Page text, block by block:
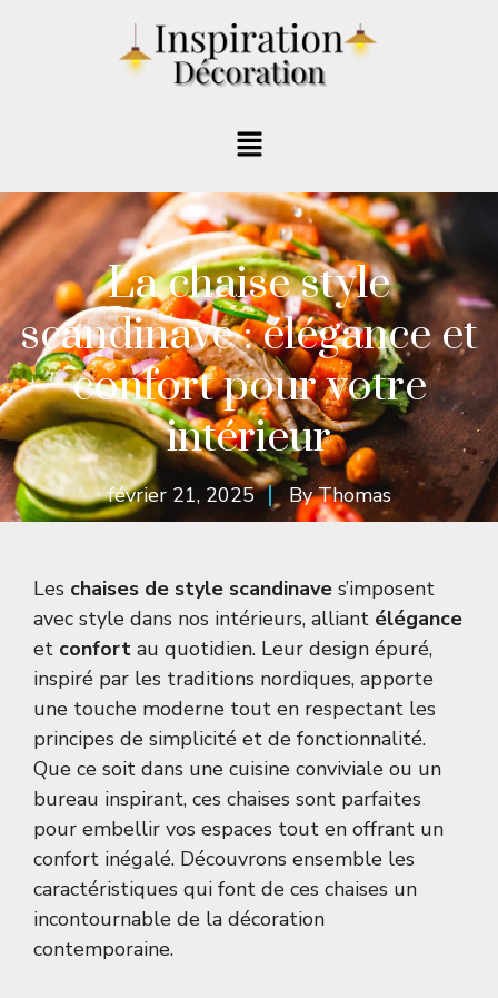
La chaise style
scandinave : élégance et
confort pour votre
intérieur
février 21, 2025 ByThomas
Les chaises de style scandinave s’imposent
avec style dans nos intérieurs, alliant élégance
et confort au quotidien. Leur design épuré,
inspiré par les traditions nordiques, apporte
une touche moderne tout en respectant les
principes de simplicité et de fonctionnalité.
Que ce soit dans une cuisine conviviale ou un
bureau inspirant, ces chaises sont parfaites
pour embellir vos espaces tout en offrant un
confort inégalé. Découvrons ensemble les
caractéristiques qui font de ces chaises un
incontournable de la décoration
contemporaine.